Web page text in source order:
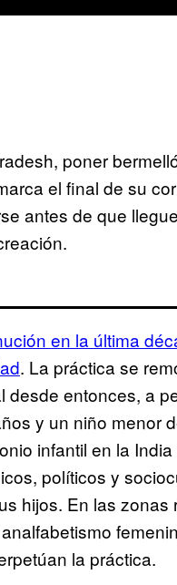
poner
el final de su
antes de que
en la última
. La práctica se
desde entonces, a
y un niño menor
infantil en la
políticos y
hijos. En las zonas
la práctica.